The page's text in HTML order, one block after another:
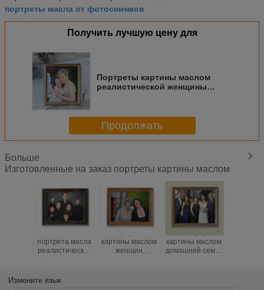
портреты масла от фотоснимков
Получить лучшую цену для
Портреты картины маслом
реалистической женщины
фото
Продолжать
Больше
Изготовленные на заказ портреты картины маслом
портрета масла
реалистических
на заказ для
картины маслом
женщин
картины маслом
домашней семьи
Измените язык